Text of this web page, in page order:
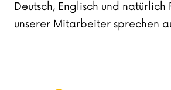
Deutsch, Englisch und natürlich
unserer Mitarbeiter sprechen